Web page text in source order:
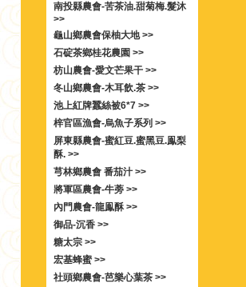
南投縣農會-苦茶油.甜菊梅.髮沐
>>
龜山鄉農會保柚大地 >>
石碇茶鄉桂花農園 >>
枋山農會-愛文芒果干 >>
冬山鄉農會-木耳飲.茶 >>
池上紅牌蠶絲被6*7 >>
梓官區漁會-烏魚子系列 >>
屏東縣農會-蜜紅豆.蜜黑豆.鳯梨
酥. >>
芎林鄉農會 番茄汁 >>
將軍區農會-牛蒡 >>
內門農會-龍鳯酥 >>
御品-沉香 >>
糖太宗 >>
宏基蜂蜜 >>
社頭鄉農會-芭樂心葉茶 >>